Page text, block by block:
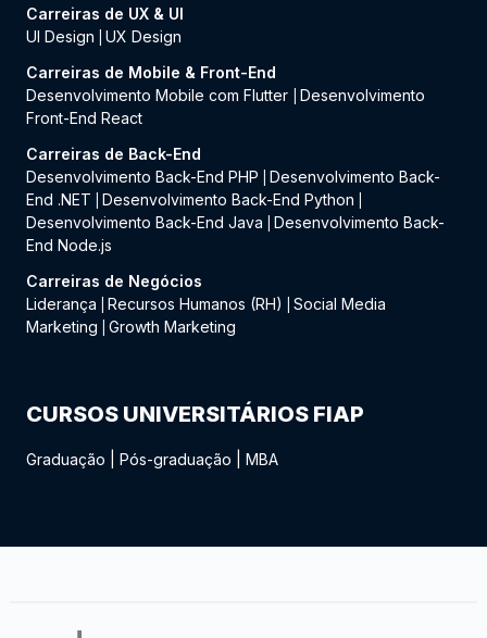
Carreiras de UX & UI
UI Design
UX Design
Carreiras de Mobile & Front-End
Desenvolvimento Mobile com Flutter
Desenvolvimento
Front-End React
Carreiras de Back-End
Desenvolvimento Back-End PHP
Desenvolvimento Back-
End .NET
Desenvolvimento Back-End Python
Desenvolvimento Back-End Java
Desenvolvimento Back-
End Node.js
Carreiras de Negócios
Liderança
Recursos Humanos (RH)
Social Media
Marketing
Growth Marketing
CURSOS UNIVERSITÁRIOS FIAP
Graduação Pós-graduação MBA